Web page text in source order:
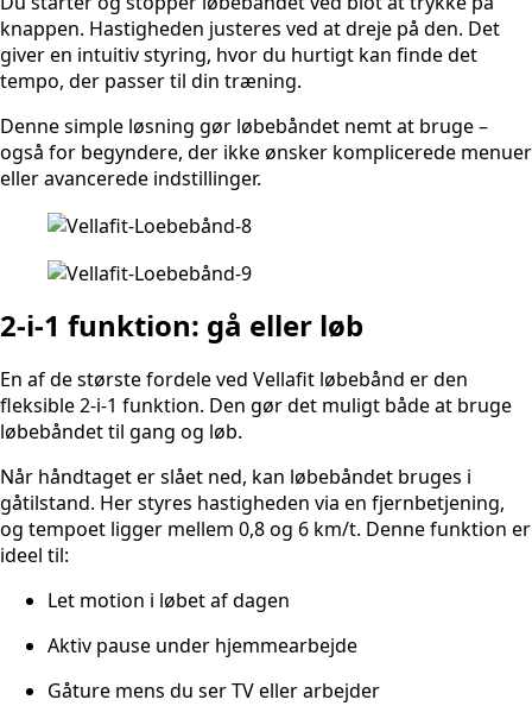
knappen. Hastigheden justeres ved at dreje på den. Det
giver en intuitiv styring, hvor du hurtigt kan finde det
tempo, der passer til din træning.
Denne simple løsning gør løbebåndet nemt at bruge –
også for begyndere, der ikke ønsker komplicerede menuer
eller avancerede indstillinger.
2-i-1 funktion: gå eller løb
En af de største fordele ved Vellafit løbebånd er den
fleksible 2-i-1 funktion. Den gør det muligt både at bruge
løbebåndet til gang og løb.
Når håndtaget er slået ned, kan løbebåndet bruges i
gåtilstand. Her styres hastigheden via en fjernbetjening,
og tempoet ligger mellem 0,8 og 6 km/t. Denne funktion er
ideel til:
Let motion i løbet af dagen
Aktiv pause under hjemmearbejde
Gåture mens du ser TV eller arbejder